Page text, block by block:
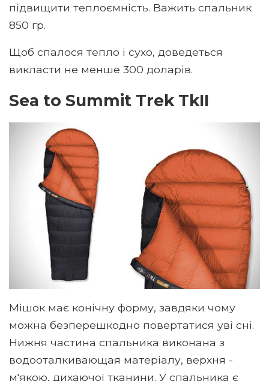
підвищити теплоємність. Важить спальник
850 гр.
Щоб спалося тепло і сухо, доведеться
викласти не менше 300 доларів.
Sea to Summit Trek TkII
Мішок має конічну форму, завдяки чому
можна безперешкодно повертатися уві сні.
Нижня частина спальника виконана з
водооталкивающая матеріалу, верхня -
м'якою, дихаючої тканини. У спальника є